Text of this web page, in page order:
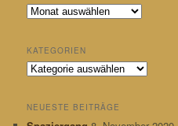
R
k
b
i
KATEGORIEN
K
e
NEUESTE BEITRÄGE